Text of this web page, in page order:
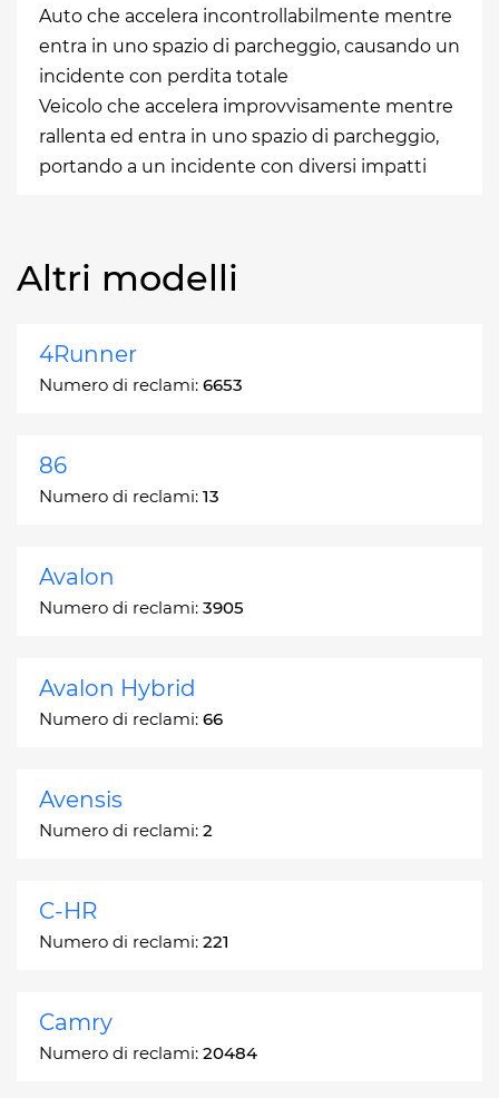
Auto che accelera incontrollabilmente mentre
entra in uno spazio di parcheggio, causando un
incidente con perdita totale
Veicolo che accelera improvvisamente mentre
rallenta ed entra in uno spazio di parcheggio,
portando a un incidente con diversi impatti
Altri modelli
4Runner
Numero di reclami: 6653
86
Numero di reclami: 13
Avalon
Numero di reclami: 3905
Avalon Hybrid
Numero di reclami: 66
Avensis
Numero di reclami: 2
C-HR
Numero di reclami: 221
Camry
Numero di reclami: 20484